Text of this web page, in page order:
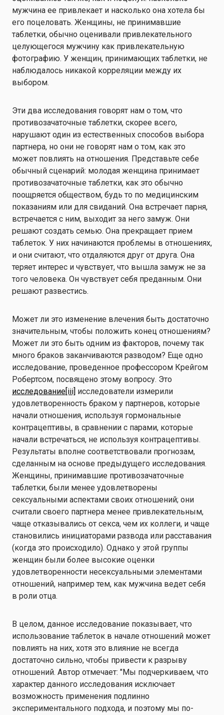
мужчина ее привлекает и насколько она хотела бы
его поцеловать. Женщины, не принимавшие
таблетки, обычно оценивали привлекательного
целующегося мужчину как привлекательную
фотографию. У женщин, принимающих таблетки, не
наблюдалось никакой корреляции между их
выбором.
Эти два исследования говорят нам о том, что
противозачаточные таблетки, скорее всего,
нарушают один из естественных способов выбора
партнера, но они не говорят нам о том, как это
может повлиять на отношения. Представьте себе
обычный сценарий: молодая женщина принимает
противозачаточные таблетки, как это обычно
поощряется обществом, будь то по медицинским
показаниям или для свиданий. Она встречает парня,
встречается с ним, выходит за него замуж. Они
решают создать семью. Она прекращает прием
таблеток. У них начинаются проблемы в отношениях,
и они считают, что отдаляются друг от друга. Она
теряет интерес и чувствует, что вышла замуж не за
того человека. Он чувствует себя преданным. Они
решают развестись.
Может ли это изменение влечения быть достаточно
значительным, чтобы положить конец отношениям?
Может ли это быть одним из факторов, почему так
много браков заканчиваются разводом? Еще одно
исследование, проведенное профессором Крейгом
Робертсом, посвящено этому вопросу. Это
исследование[iii] исследователи измерили
удовлетворенность браком у партнеров, которые
начали отношения, используя гормональные
контрацептивы, в сравнении с парами, которые
начали встречаться, не используя контрацептивы.
Результаты вполне соответствовали прогнозам,
сделанным на основе предыдущего исследования.
Женщины, принимавшие противозачаточные
таблетки, были менее удовлетворены
сексуальными аспектами своих отношений; они
считали своего партнера менее привлекательным,
чаще отказывались от секса, чем их коллеги, и чаще
становились инициаторами развода или расставания
(когда это происходило). Однако у этой группы
женщин были более высокие оценки
удовлетворенности несексуальными элементами
отношений, например тем, как мужчина ведет себя
в роли отца.
В целом, данное исследование показывает, что
использование таблеток в начале отношений может
повлиять на них, хотя это влияние не всегда
достаточно сильно, чтобы привести к разрыву
отношений. Автор отмечает: "Мы подчеркиваем, что
характер данного исследования исключает
возможность применения подлинно
экспериментального подхода, и поэтому мы по-